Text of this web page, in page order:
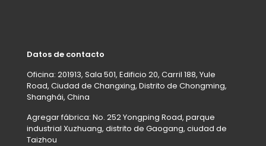
Datos de contacto
Oficina: 201913, Sala 501, Edificio 20, Carril 188, Yule
Road, Ciudad de Changxing, Distrito de Chongming,
Shanghái, China
Agregar fábrica: No. 252 Yongping Road, parque
industrial Xuzhuang, distrito de Gaogang, ciudad de
Taizhou